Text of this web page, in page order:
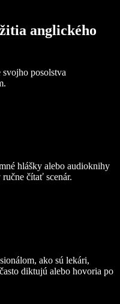
anglického
posolstva
hlášky alebo audioknihy
čítať scenár.
ako sú lekári,
diktujú alebo hovoria po